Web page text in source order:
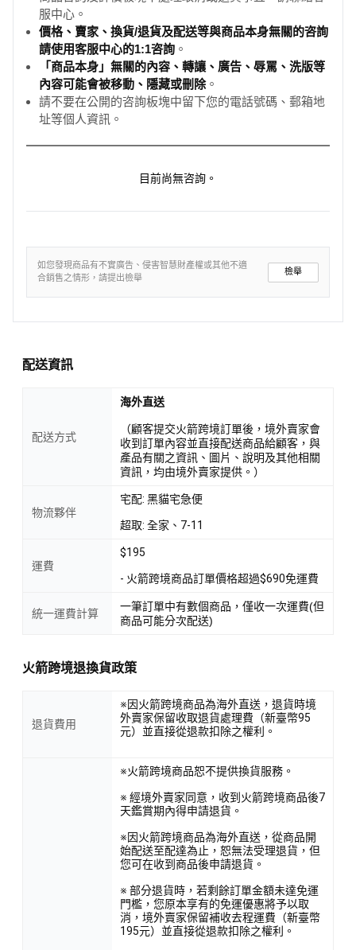
服中心。
價格、賣家、換貨/退貨及配送等與商品本身無關的咨詢
請使用客服中心的1:1咨詢 。
「商品本身」無關的內容、轉讓、廣告、辱罵、洗版等
內容可能會被移動、隱藏或刪除。
請不要在公開的咨詢板塊中留下您的電話號碼、郵箱地
址等個人資訊。
目前尚無咨詢。
如您發現商品有不實廣告、侵害智慧財產權或其他不適
合銷售之情形，請提出檢舉
檢舉
配送資訊
配送方式
海外直送
（顧客提交火箭跨境訂單後，境外賣家會
收到訂單內容並直接配送商品給顧客，與
產品有關之資訊、圖片、說明及其他相關
資訊，均由境外賣家提供。）
物流夥伴
宅配: 黑貓宅急便
超取: 全家、7-11
運費
$195
- 火箭跨境商品訂單價格超過$690免運費
統一運費計算
一筆訂單中有數個商品，僅收一次運費(但
商品可能分次配送)
火箭跨境退換貨政策
退貨費用
※因火箭跨境商品為海外直送，退貨時境
外賣家保留收取退貨處理費（新臺幣95
元）並直接從退款扣除之權利。
※火箭跨境商品恕不提供換貨服務。
※ 經境外賣家同意，收到火箭跨境商品後7
天鑑賞期內得申請退貨。
※因火箭跨境商品為海外直送，從商品開
始配送至配達為止，恕無法受理退貨，但
您可在收到商品後申請退貨。
※ 部分退貨時，若剩餘訂單金額未達免運
門檻，您原本享有的免運優惠將予以取
消，境外賣家保留補收去程運費（新臺幣
195元）並直接從退款扣除之權利。